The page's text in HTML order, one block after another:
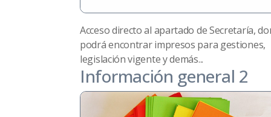
Acceso directo al apartado de Secretaría,
podrá encontrar impresos para gestiones,
legislación vigente y demás...
Información general 2